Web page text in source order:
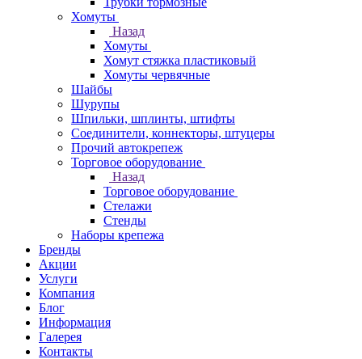
Хомуты
Назад
Хомуты
Хомут стяжка пластиковый
Хомуты червячные
Шайбы
Шурупы
Шпильки, шплинты, штифты
Соединители, коннекторы, штуцеры
Прочий автокрепеж
Торговое оборудование
Назад
Торговое оборудование
Стелажи
Стенды
Наборы крепежа
Бренды
Акции
Услуги
Компания
Блог
Информация
Галерея
Контакты